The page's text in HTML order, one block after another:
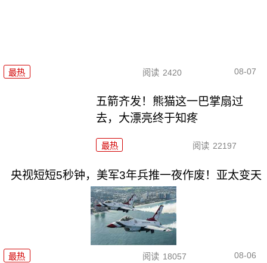
最热 阅读 2420 08-07
五箭齐发！熊猫这一巴掌扇过
去，大漂亮终于知疼
最热 阅读 22197
央视短短5秒钟，美军3年兵推一夜作废！亚太变天
最热 阅读 18057 08-06